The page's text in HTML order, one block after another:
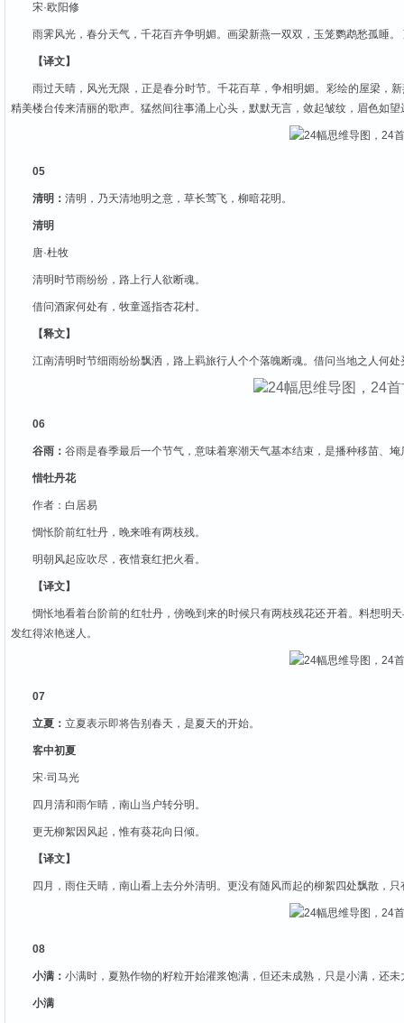
宋·欧阳修
雨霁风光，春分天气，千花百卉争明媚。画梁新燕一双双，玉笼鹦鹉愁孤睡
【译文】
雨过天晴，风光无限，正是春分时节。千花百草，争相明媚。彩绘的屋梁，
精美楼台传来清丽的歌声。猛然间往事涌上心头，默默无言，敛起皱纹，眉色如
05
清明： 清明，乃天清地明之意，草长莺飞，柳暗花明。
清明
唐·杜牧
清明时节雨纷纷，路上行人欲断魂。
借问酒家何处有，牧童遥指杏花村。
【释文】
江南清明时节细雨纷纷飘洒，路上羁旅行人个个落魄断魂。借问当地之人何
06
谷雨： 谷雨是春季最后一个节气，意味着寒潮天气基本结束，是播种移苗、
惜牡丹花
作者：白居易
惆怅阶前红牡丹，晚来唯有两枝残。
明朝风起应吹尽，夜惜衰红把火看。
【译文】
惆怅地看着台阶前的红牡丹，傍晚到来的时候只有两枝残花还开着。料想明
发红得浓艳迷人。
07
立夏： 立夏表示即将告别春天，是夏天的开始。
客中初夏
宋·司马光
四月清和雨乍晴，南山当户转分明。
更无柳絮因风起，惟有葵花向日倾。
【译文】
四月，雨住天晴，南山看上去分外清明。更没有随风而起的柳絮四处飘散，
08
小满： 小满时，夏熟作物的籽粒开始灌浆饱满，但还未成熟，只是小满，还
小满